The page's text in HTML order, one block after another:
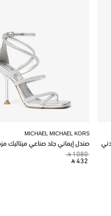
MICHAEL MICHAEL KORS
صندل إيماني جلد صناعي ميتاليك
‎ ⃁ 1080 ‎
‎ ⃁ 432 ‎